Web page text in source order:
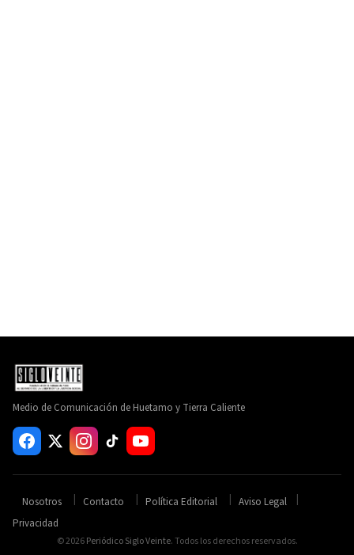
Medio de Comunicación de Huetamo y Tierra Caliente
Nosotros Contacto Política Editorial
Aviso Legal
Privacidad
© 2026Periódico Siglo Veinte. Todos los derechos reservados.